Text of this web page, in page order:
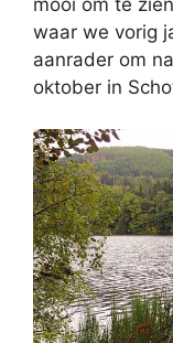
waar we vorig
aanrader om
oktober in